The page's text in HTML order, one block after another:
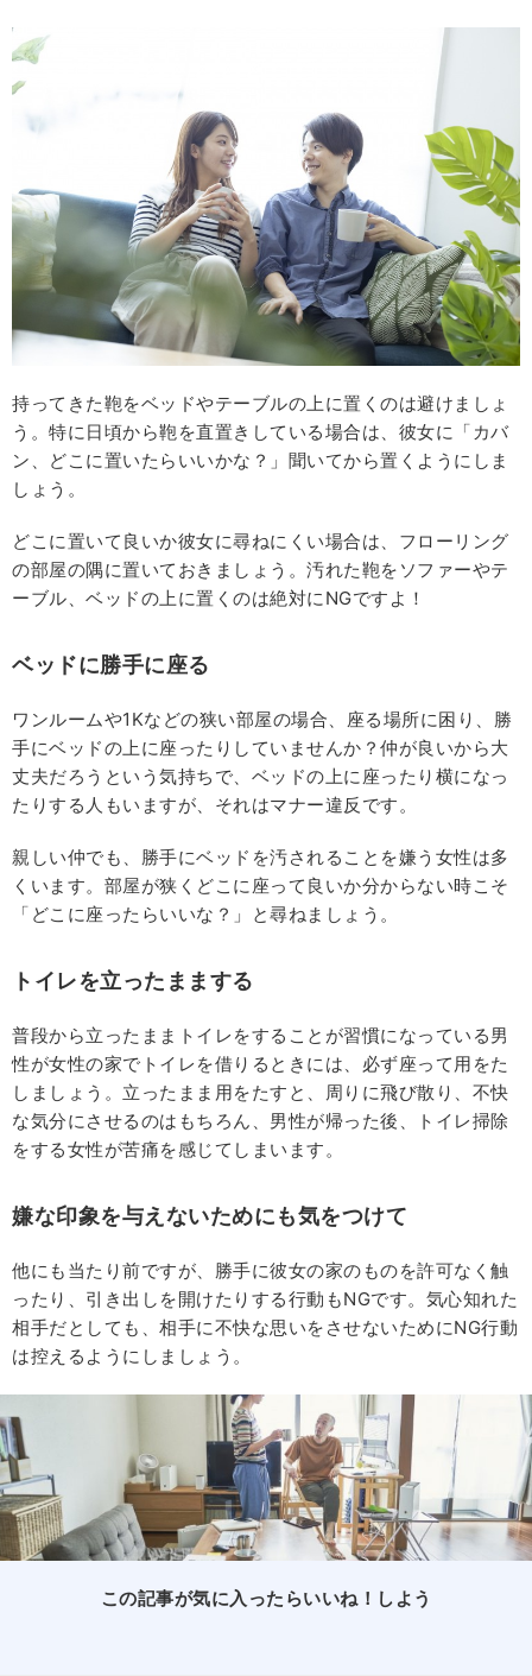
持ってきた鞄をベッドやテーブルの上に置くのは避けましょ
う。特に日頃から鞄を直置きしている場合は、彼女に「カバ
ン、どこに置いたらいいかな？」聞いてから置くようにしま
しょう。
どこに置いて良いか彼女に尋ねにくい場合は、フローリング
の部屋の隅に置いておきましょう。汚れた鞄をソファーやテ
ーブル、ベッドの上に置くのは絶対にNGですよ！
ベッドに勝手に座る
ワンルームや1Kなどの狭い部屋の場合、座る場所に困り、勝
手にベッドの上に座ったりしていませんか？仲が良いから大
丈夫だろうという気持ちで、ベッドの上に座ったり横になっ
たりする人もいますが、それはマナー違反です。
親しい仲でも、勝手にベッドを汚されることを嫌う女性は多
くいます。部屋が狭くどこに座って良いか分からない時こそ
「どこに座ったらいいな？」と尋ねましょう。
トイレを立ったままする
普段から立ったままトイレをすることが習慣になっている男
性が女性の家でトイレを借りるときには、必ず座って用をた
しましょう。立ったまま用をたすと、周りに飛び散り、不快
な気分にさせるのはもちろん、男性が帰った後、トイレ掃除
をする女性が苦痛を感じてしまいます。
嫌な印象を与えないためにも気をつけて
他にも当たり前ですが、勝手に彼女の家のものを許可なく触
ったり、引き出しを開けたりする行動もNGです。気心知れた
相手だとしても、相手に不快な思いをさせないためにNG行動
は控えるようにしましょう。
この記事が気に入ったらいいね！しよう